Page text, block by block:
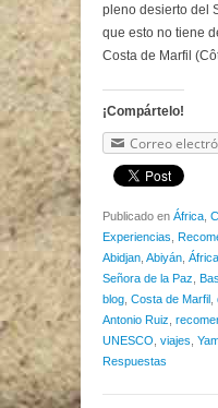
pleno desierto del
que esto no tiene
Costa de Marfil
¡Compártelo!
Correo
Publicado en África
Experiencias
Abidjan Abiyán África
Señora de la Paz
blog Costa de Marfil
Antonio Ruiz
UNESCO viajes
Respuestas